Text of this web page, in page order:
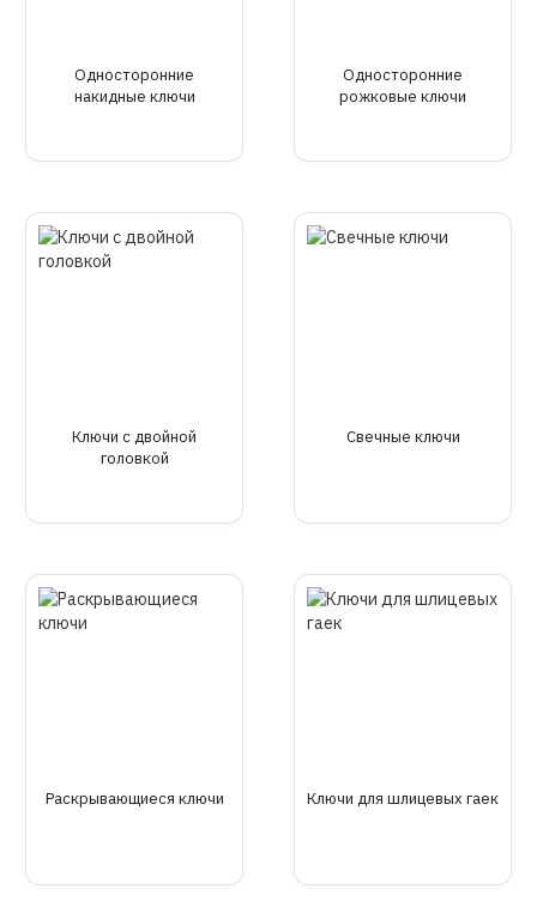
Односторонние
накидные ключи
Oднocтopoнниe
poжкoвыe ключи
Ключи с двойной
головкой
Свечные ключи
Раскрывающиеся ключи Ключи для шлицевых гаек